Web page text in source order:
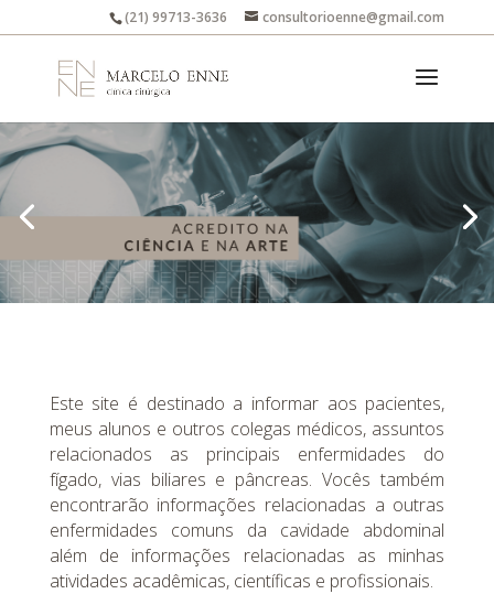
(21) 99713-3636 consultorioenne@gmail.com
Este site é destinado a informar aos pacientes,
meus alunos e outros colegas médicos, assuntos
relacionados as principais enfermidades do
fígado, vias biliares e pâncreas. Vocês também
encontrarão informações relacionadas a outras
enfermidades comuns da cavidade abdominal
além de informações relacionadas as minhas
atividades acadêmicas, científicas e profissionais.